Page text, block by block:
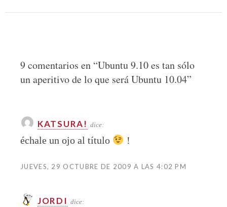
9 comentarios en “Ubuntu 9.10 es tan sólo
un aperitivo de lo que será Ubuntu 10.04”
KATSURA! dice:
échale un ojo al título !
JUEVES, 29 OCTUBRE DE 2009 A LAS 4:02 PM
JORDI dice: